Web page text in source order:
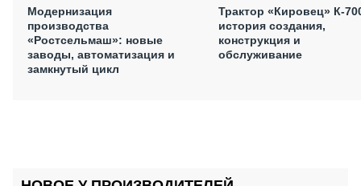
Модернизация
производства
«Ростсельмаш»: новые
заводы, автоматизация и
замкнутый цикл
Трактор «Кировец» К-
история создания,
конструкция и
обслуживание